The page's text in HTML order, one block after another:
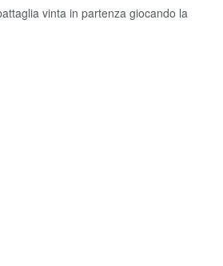
vinta in partenza giocando la